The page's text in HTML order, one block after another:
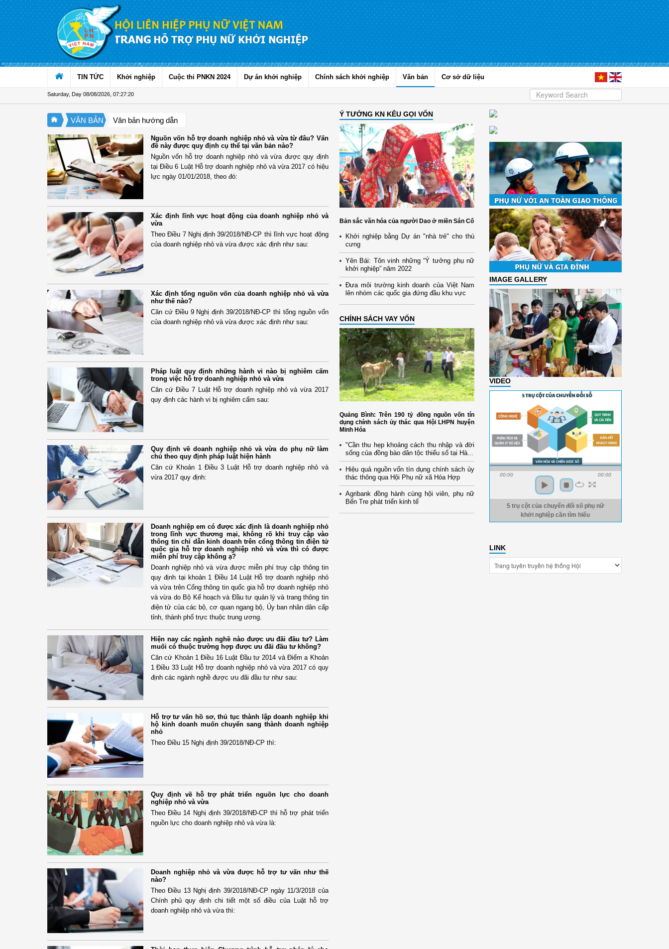
Skip to Content
TIN TỨC Khởi nghiệp Cuộc thi PNKN 2024 Dự án khởi nghiệp Chính sách khởi nghiệp Văn bản Cơ sở dữ liệu
Saturday, Day 08/08/2026 07:27:21
VĂN BẢN Văn bản hướng dẫn
Nguồn vốn hỗ trợ doanh nghiệp nhỏ và vừa từ đâu? Vấn
đề này được quy định cụ thể tại văn bản nào?
Nguồn vốn hỗ trợ doanh nghiệp nhỏ và vừa được quy định
tại Điều 6 Luật Hỗ trợ doanh nghiệp nhỏ và vừa 2017 có hiệu
lực ngày 01/01/2018, theo đó:
Xác định lĩnh vực hoạt động của doanh nghiệp nhỏ và
vừa
Theo Điều 7 Nghị định 39/2018/NĐ-CP thì lĩnh vực hoạt động
của doanh nghiệp nhỏ và vừa được xác định như sau:
Xác định tổng nguồn vốn của doanh nghiệp nhỏ và vừa
như thế nào?
Căn cứ Điều 9 Nghị định 39/2018/NĐ-CP thì tổng nguồn vốn
của doanh nghiệp nhỏ và vừa được xác định như sau:
Pháp luật quy định những hành vi nào bị nghiêm cấm
trong việc hỗ trợ doanh nghiệp nhỏ và vừa
Căn cứ Điều 7 Luật Hỗ trợ doanh nghiệp nhỏ và vừa 2017
quy định các hành vi bị nghiêm cấm sau:
Quy định về doanh nghiệp nhỏ và vừa do phụ nữ làm
chủ theo quy định pháp luật hiện hành
Căn cứ Khoản 1 Điều 3 Luật Hỗ trợ doanh nghiệp nhỏ và
vừa 2017 quy định:
Doanh nghiệp em có được xác định là doanh nghiệp nhỏ
trong lĩnh vực thương mại, không rõ khi truy cập vào
thông tin chỉ dẫn kinh doanh trên cổng thông tin điện tử
quốc gia hỗ trợ doanh nghiệp nhỏ và vừa thì có được
miễn phí truy cập không ạ?
Doanh nghiệp nhỏ và vừa được miễn phí truy cập thông tin
quy định tại khoản 1 Điều 14 Luật Hỗ trợ doanh nghiệp nhỏ
và vừa trên Cổng thông tin quốc gia hỗ trợ doanh nghiệp nhỏ
và vừa do Bộ Kế hoạch và Đầu tư quản lý và trang thông tin
điện tử của các bộ, cơ quan ngang bộ, Ủy ban nhân dân cấp
tỉnh, thành phố trực thuộc trung ương.
Hiện nay các ngành nghề nào được ưu đãi đầu tư? Làm
muối có thuộc trường hợp được ưu đãi đầu tư không?
Căn cứ Khoản 1 Điều 16 Luật Đầu tư 2014 và Điểm a Khoản
1 Điều 33 Luật Hỗ trợ doanh nghiệp nhỏ và vừa 2017 có quy
định các ngành nghề được ưu đãi đầu tư như sau:
Hỗ trợ tư vấn hồ sơ, thủ tục thành lập doanh nghiệp khi
hộ kinh doanh muốn chuyển sang thành doanh nghiệp
nhỏ
Theo Điều 15 Nghị định 39/2018/NĐ-CP thì:
Quy định về hỗ trợ phát triển nguồn lực cho doanh
nghiệp nhỏ và vừa
Theo Điều 14 Nghị định 39/2018/NĐ-CP thì hỗ trợ phát triển
nguồn lực cho doanh nghiệp nhỏ và vừa là:
Doanh nghiệp nhỏ và vừa được hỗ trợ tư vấn như thế
nào?
Theo Điều 13 Nghị định 39/2018/NĐ-CP ngày 11/3/2018 của
Chính phủ quy định chi tiết một số điều của Luật hỗ trợ
doanh nghiệp nhỏ và vừa thì:
Ý TƯỞNG KN KÊU GỌI VỐN
Bản sắc văn hóa của người Dao ở miền Sán Cố
Khởi nghiệp bằng Dự án "nhà trẻ" cho thú
cưng
Yên Bái: Tôn vinh những “Ý tưởng phụ nữ
khởi nghiệp” năm 2022
Đưa môi trường kinh doanh của Việt Nam
lên nhóm các quốc gia đứng đầu khu vực
CHÍNH SÁCH VAY VỐN
Quảng Bình: Trên 190 tỷ đồng nguồn vốn tín
dụng chính sách ủy thác qua Hội LHPN huyện
Minh Hóa
"Cần thu hẹp khoảng cách thu nhập và đời
sống của đồng bào dân tộc thiểu số tại Hà...
Hiệu quả nguồn vốn tín dụng chính sách ủy
thác thông qua Hội Phụ nữ xã Hóa Hợp
Agribank đồng hành cùng hội viên, phụ nữ
Bến Tre phát triển kinh tế
IMAGE GALLERY
VIDEO
00:00 00:00
5 trụ cột của chuyển đổi số phụ nữ
khởi nghiệp cần tìm hiểu
LINK